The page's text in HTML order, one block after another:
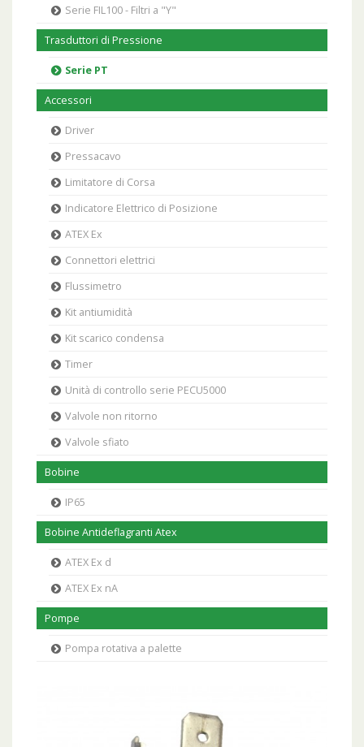
Serie FIL100 - Filtri a "Y"
Trasduttori di Pressione
Serie PT
Accessori
Driver
Pressacavo
Limitatore di Corsa
Indicatore Elettrico di Posizione
ATEX Ex
Connettori elettrici
Flussimetro
Kit antiumidità
Kit scarico condensa
Timer
Unità di controllo serie PECU5000
Valvole non ritorno
Valvole sfiato
Bobine
IP65
Bobine Antideflagranti Atex
ATEX Ex d
ATEX Ex nA
Pompe
Pompa rotativa a palette